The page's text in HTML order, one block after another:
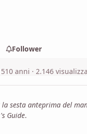
Follower
10 anni · 2.146
sesta anteprima del
Guide.